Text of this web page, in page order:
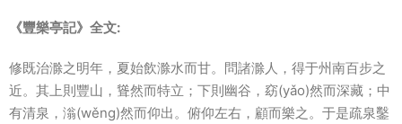
《豐樂亭記》全文:
修既治滁之明年，夏始飲滁水而甘。問諸滁人，得于州南百步之
近。其上則豐山，聳然而特立；下則幽谷，窈(yǎo)然而深藏；中
有清泉，滃(wěng)然而仰出。俯仰左右，顧而樂之。于是疏泉鑿